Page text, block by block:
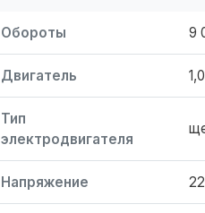
Обороты 9
Двигатель
Тип
электродвигателя
Напряжение